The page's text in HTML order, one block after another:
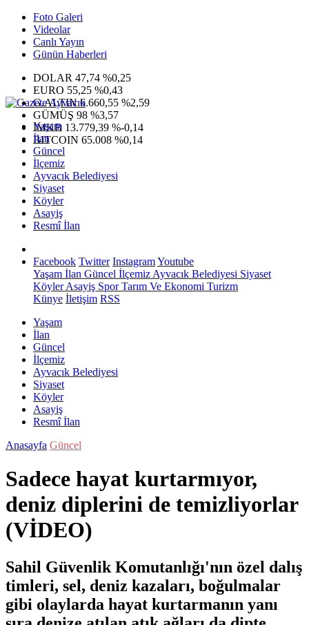
Foto Galeri
Videolar
Canlı Yayın
Günün Haberleri
DOLAR 47,74 %0,25
EURO 55,25 %0,43
G.ALTIN6.660,55 %2,59
GÜMÜŞ 98 %3,57
IMKB 13.779,39 %-0,14
BITCOIN 65.008 %0,14
Yaşam
İlan
Güncel
İlçemiz
Ayvacık Belediyesi
Siyaset
Köyler
Asayiş
Resmî İlan
Facebook Twitter InstagramYoutube
Yaşam İlan Güncel İlçemiz Ayvacık Belediyesi Siyaset
KöylerAsayiş SporTarım Ve Ekonomi Turizm
Künye İletişim RSS
Yaşam
İlan
Güncel
İlçemiz
Ayvacık Belediyesi
Siyaset
Köyler
Asayiş
Resmî İlan
Anasayfa Güncel
Sadece hayat kurtarmıyor,
deniz diplerini de temizliyorlar
(VİDEO)
Sahil Güvenlik Komutanlığı'nın özel dalış
timleri, sel, deniz kazaları, boğulmalar
gibi olaylarda hayat kurtarmanın yanı